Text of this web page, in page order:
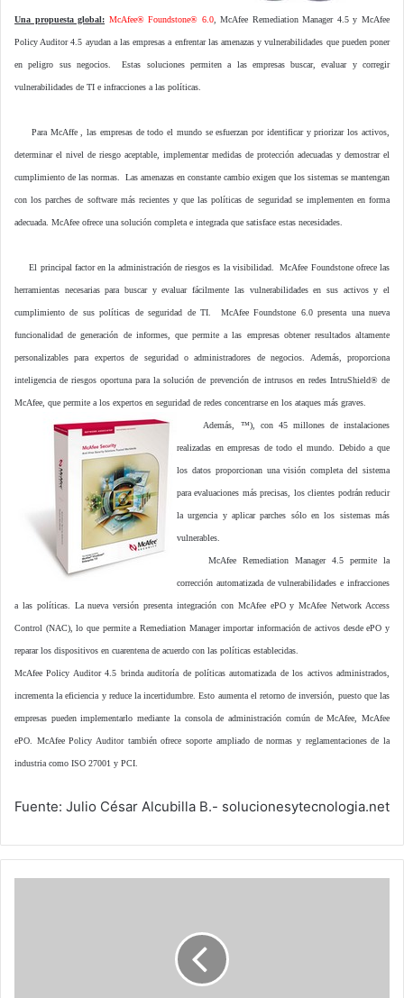
Una propuesta global: McAfee® Foundstone® 6.0, McAfee Remediation Manager 4.5 y McAfee
Policy Auditor 4.5 ayudan a las empresas a enfrentar las amenazas y vulnerabilidades que pueden poner
en peligro sus negocios. Estas soluciones permiten a las empresas buscar, evaluar y corregir
vulnerabilidades de TI e infracciones a las políticas.
Para McAffe , las empresas de todo el mundo se esfuerzan por identificar y priorizar los activos,
determinar el nivel de riesgo aceptable, implementar medidas de protección adecuadas y demostrar el
cumplimiento de las normas. Las amenazas en constante cambio exigen que los sistemas se mantengan
con los parches de software más recientes y que las políticas de seguridad se implementen en forma
adecuada. McAfee ofrece una solución completa e integrada que satisface estas necesidades.
El principal factor en la administración de riesgos es la visibilidad. McAfee Foundstone ofrece las
herramientas necesarias para buscar y evaluar fácilmente las vulnerabilidades en sus activos y el
cumplimiento de sus políticas de seguridad de TI. McAfee Foundstone 6.0 presenta una nueva
funcionalidad de generación de informes, que permite a las empresas obtener resultados altamente
personalizables para expertos de seguridad o administradores de negocios. Además, proporciona
inteligencia de riesgos oportuna para la solución de prevención de intrusos en redes IntruShield® de
McAfee, que permite a los expertos en seguridad de redes concentrarse en los ataques más graves.
Además, ™), con 45 millones de instalaciones
realizadas en empresas de todo el mundo. Debido a que
los datos proporcionan una visión completa del sistema
para evaluaciones más precisas, los clientes podrán reducir
la urgencia y aplicar parches sólo en los sistemas más
vulnerables.
McAfee Remediation Manager 4.5 permite la
corrección automatizada de vulnerabilidades e infracciones
a las políticas. La nueva versión presenta integración con McAfee ePO y McAfee Network Access
Control (NAC), lo que permite a Remediation Manager importar información de activos desde ePO y
reparar los dispositivos en cuarentena de acuerdo con las políticas establecidas.
McAfee Policy Auditor 4.5 brinda auditoría de políticas automatizada de los activos administrados,
incrementa la eficiencia y reduce la incertidumbre. Esto aumenta el retorno de inversión, puesto que las
empresas pueden implementarlo mediante la consola de administración común de McAfee, McAfee
ePO. McAfee Policy Auditor también ofrece soporte ampliado de normas y reglamentaciones de la
industria como ISO 27001 y PCI.
Fuente: Julio César Alcubilla B.- solucionesytecnologia.net